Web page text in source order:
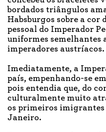
bordados triângulos
Habsburgos sobre a cor
pessoal do Imperador
uniformes semelhantes
imperadores austríacos.
Imediatamente, a
país, empenhando-se
pois entendia que, do
culturalmente muito
os primeiros imigrantes
Janeiro.